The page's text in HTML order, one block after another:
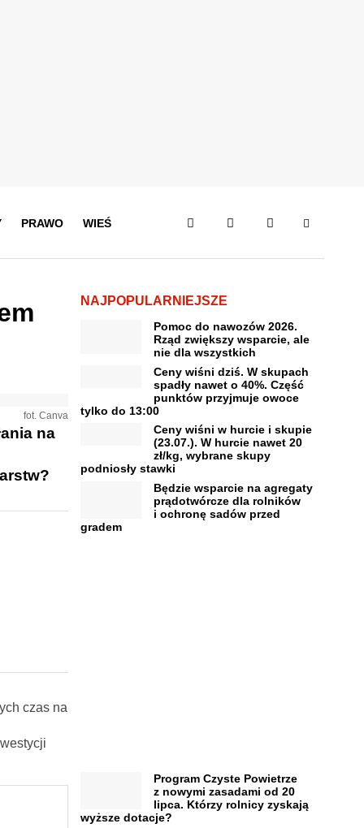
PRAWO WIEŚ
fot. Canva
na
czas na
NAJPOPULARNIEJSZE
Pomoc do nawozów 2026.
Rząd zwiększy wsparcie, ale
nie dla wszystkich
Ceny wiśni dziś. W skupach
spadły nawet o 40%. Część
punktów przyjmuje owoce
tylko do 13:00
Ceny wiśni w hurcie i skupie
(23.07.). W hurcie nawet 20
zł/kg, wybrane skupy
podniosły stawki
Będzie wsparcie na agregaty
prądotwórcze dla rolników
i ochronę sadów przed
gradem
Program Czyste Powietrze
z nowymi zasadami od 20
lipca. Którzy rolnicy zyskają
wyższe dotacje?